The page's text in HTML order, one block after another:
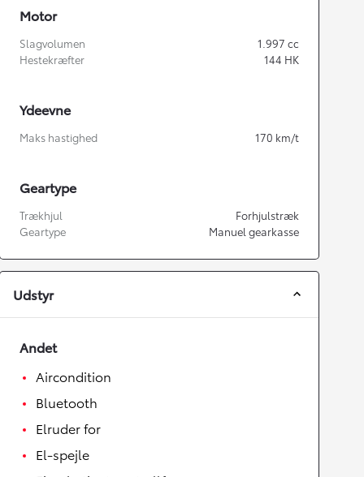
Motor
Slagvolumen 1.997 cc
Hestekræfter
144 HK
Ydeevne
Maks hastighed 170 km/t
Geartype
Trækhjul
Forhjulstræk
Geartype
Manuel gearkasse
Udstyr
Andet
Aircondition
Bluetooth
Elruder for
El-spejle